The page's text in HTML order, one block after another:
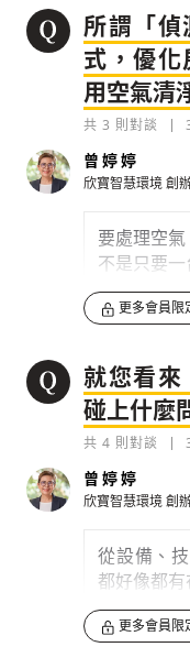
疫情威脅下
部分也是
的「氣膠」
傳得越遠
洗手的方
化，因為不
到測量「
0
所謂「偵
式，優化
用空氣清
共 3 則對談
曾婷婷
欣寶智慧環境創
要處理空
不是只要
進新風，這
的事，而
因為過去
角度去計
算。比如在
能需要 40
小孩，可
人的胖、瘦
條件，可
說...
0
更多會員限
就您看來
碰上什麼
共 4 則對談
曾婷婷
欣寶智慧環境創
從設備、
都好像都
合很弱。我
把每道菜
更多會員限